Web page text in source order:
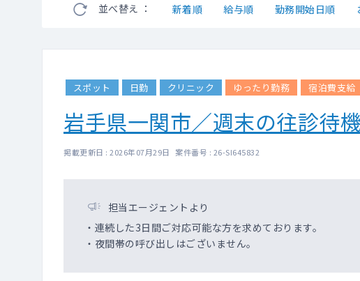
並べ替え ： 新着順 給与順 勤務開始日順
スポット 日勤 クリニック ゆったり勤務 宿泊費支給
岩手県一関市／週末の往診待機
掲載更新日 : 2026年07月29日 案件番号 : 26-SI645832
担当エージェントより
・連続した3日間ご対応可能な方を求めております。
・夜間帯の呼び出しはございません。